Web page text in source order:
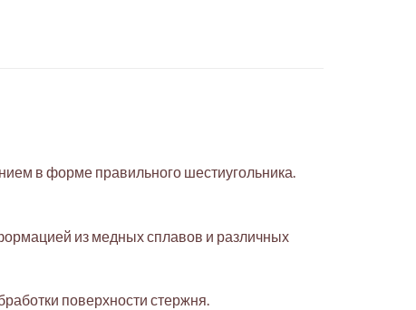
в форме правильного шестиугольника.
из медных сплавов и различных
поверхности стержня.